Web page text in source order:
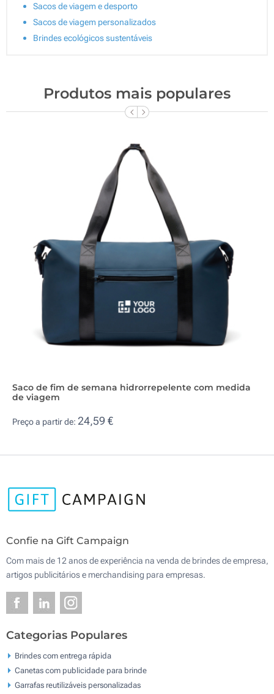
Sacos de viagem e desporto
Sacos de viagem personalizados
Brindes ecológicos sustentáveis
Produtos mais populares
Saco de fim de semana hidrorrepelente com medida
de viagem
Preço a partir de: 24,59 €
Confie na Gift Campaign
Com mais de 12 anos de experiência na venda de brindes de empresa,
artigos publicitários e merchandising para empresas.
Categorias Populares
Brindes com entrega rápida
Canetas com publicidade para brinde
Garrafas reutilizáveis personalizadas